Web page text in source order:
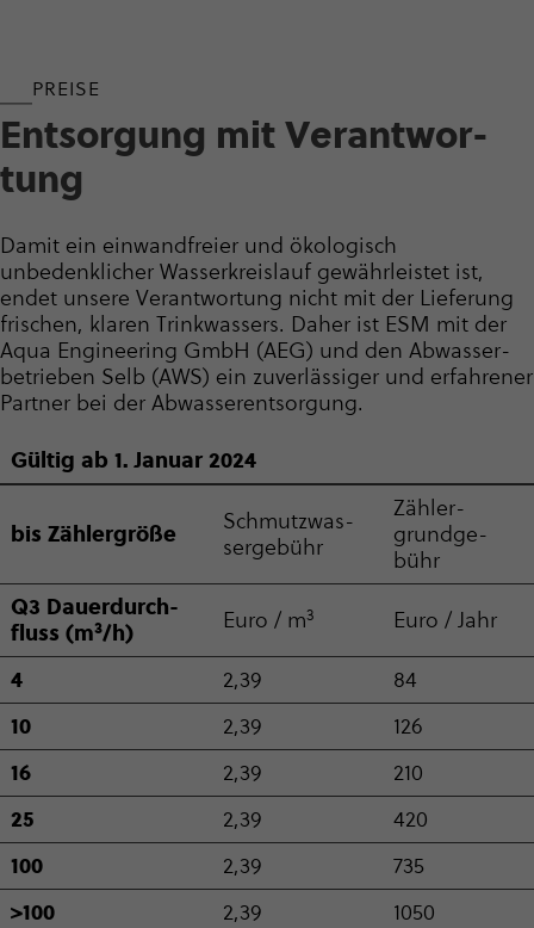
PREISE
Entsor­gung mit Verant­wor­
tung
Damit ein einwandfreier und ökologisch
unbedenklicher Wasser­kreis­lauf gewährleistet ist,
endet unsere Verantwortung nicht mit der Lieferung
frischen, klaren Trinkwassers. Daher ist ESM mit der
Aqua Engineering GmbH (AEG) und den Abwas­ser­
be­trieben Selb (AWS) ein zuverlässiger und erfahrener
Partner bei der Abwas­ser­ent­sor­gung.
Gültig ab 1. Januar 2024
bis Zäh­ler­größe
Schmutz­was­
ser­ge­bühr
Zäh­ler­
grund­ge­
bühr
Q3 Dau­er­durch­
fluss (m3/h) Euro / m3 Euro / Jahr
4 2,39
84
10
2,39
126
16
2,39
210
25
2,39
420
100
2,39
735
>100
2,39 1050